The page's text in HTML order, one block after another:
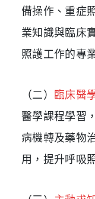
備操作、重症
業知識與臨床
照護工作的專
（二） 臨床醫
醫學課程學習
病機轉及藥物
用，提升呼吸